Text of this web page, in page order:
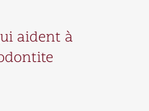
aident à